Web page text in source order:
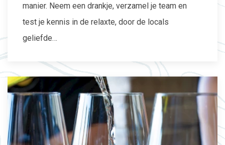
manier. Neem een drankje, verzamel je team en
test je kennis in de relaxte, door de locals
geliefde…